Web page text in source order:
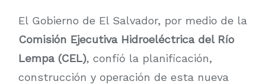
El Gobierno de El Salvador, por medio de la
Comisión Ejecutiva Hidroeléctrica del Río
Lempa (CEL), confió la planificación,
construcción y operación de esta nueva